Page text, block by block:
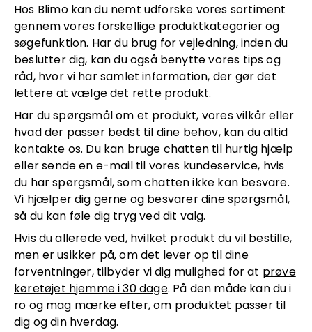
Hos Blimo kan du nemt udforske vores sortiment
gennem vores forskellige produktkategorier og
søgefunktion. Har du brug for vejledning, inden du
beslutter dig, kan du også benytte vores tips og
råd, hvor vi har samlet information, der gør det
lettere at vælge det rette produkt.
Har du spørgsmål om et produkt, vores vilkår eller
hvad der passer bedst til dine behov, kan du altid
kontakte os. Du kan bruge chatten til hurtig hjælp
eller sende en e-mail til vores kundeservice, hvis
du har spørgsmål, som chatten ikke kan besvare.
Vi hjælper dig gerne og besvarer dine spørgsmål,
så du kan føle dig tryg ved dit valg.
Hvis du allerede ved, hvilket produkt du vil bestille,
men er usikker på, om det lever op til dine
forventninger, tilbyder vi dig mulighed for at prøve
køretøjet hjemme i 30 dage. På den måde kan du i
ro og mag mærke efter, om produktet passer til
dig og din hverdag.